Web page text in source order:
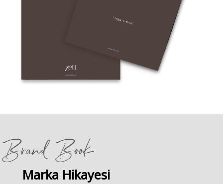
Brand Book
Marka Hikayesi